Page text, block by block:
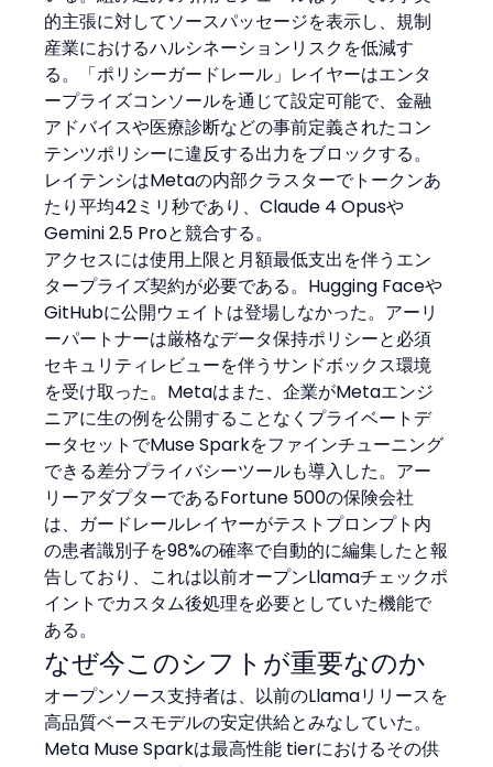
的主張に対してソースパッセージを表示し、規制
産業におけるハルシネーションリスクを低減す
る。「ポリシーガードレール」レイヤーはエンタ
ープライズコンソールを通じて設定可能で、金融
アドバイスや医療診断などの事前定義されたコン
テンツポリシーに違反する出力をブロックする。
レイテンシはMetaの内部クラスターでトークンあ
たり平均42ミリ秒であり、Claude 4 Opusや
Gemini 2.5 Proと競合する。
アクセスには使用上限と月額最低支出を伴うエン
タープライズ契約が必要である。Hugging Faceや
GitHubに公開ウェイトは登場しなかった。アーリ
ーパートナーは厳格なデータ保持ポリシーと必須
セキュリティレビューを伴うサンドボックス環境
を受け取った。Metaはまた、企業がMetaエンジ
ニアに生の例を公開することなくプライベートデ
ータセットでMuse Sparkをファインチューニング
できる差分プライバシーツールも導入した。アー
リーアダプターであるFortune 500の保険会社
は、ガードレールレイヤーがテストプロンプト内
の患者識別子を98%の確率で自動的に編集したと報
告しており、これは以前オープンLlamaチェックポ
イントでカスタム後処理を必要としていた機能で
ある。
なぜ今このシフトが重要なのか
オープンソース支持者は、以前のLlamaリリースを
高品質ベースモデルの安定供給とみなしていた。
Meta Muse Sparkは最高性能 tierにおけるその供